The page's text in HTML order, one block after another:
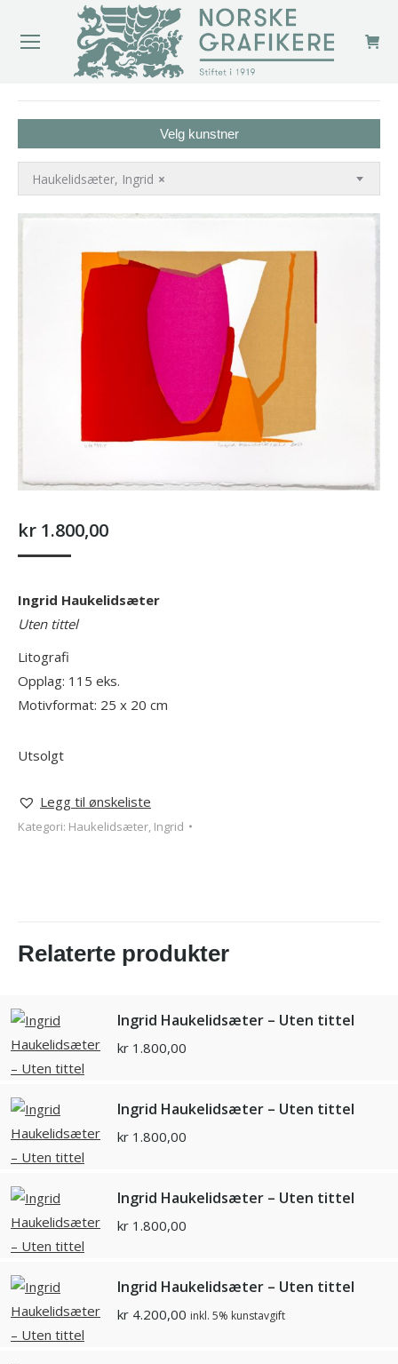
Velg kunstner
×
Haukelidsæter, Ingrid
kr 1.800,00
Ingrid Haukelidsæter
Uten tittel
Litografi
Opplag: 115 eks.
Motivformat: 25 x 20 cm
Utsolgt
Legg til ønskeliste
Kategori: Haukelidsæter, Ingrid
Relaterte produkter
Ingrid Haukelidsæter – Uten tittel
kr 1.800,00
Ingrid Haukelidsæter – Uten tittel
kr 1.800,00
Ingrid Haukelidsæter – Uten tittel
kr 1.800,00
Ingrid Haukelidsæter – Uten tittel
kr 4.200,00 inkl. 5% kunstavgift